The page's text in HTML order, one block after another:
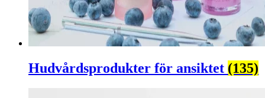
Hudvårdsprodukter för ansiktet (135)